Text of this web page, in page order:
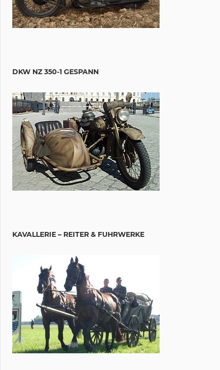
DKW NZ 350-1 GESPANN
KAVALLERIE – REITER & FUHRWERKE